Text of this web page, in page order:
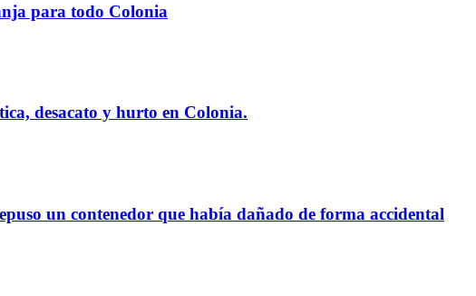
para todo Colonia
desacato y hurto en Colonia.
un contenedor que había dañado de forma accidental